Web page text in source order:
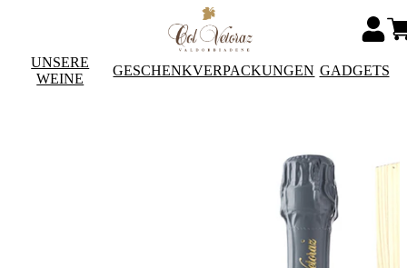
UNSERE
WEINE
GESCHENKVERPACKUNGEN GADGETS